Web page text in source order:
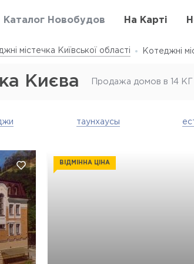
Каталог Новобудов На Карті
містечка Київської області Котеджні
Києва Продажа домов в 14 КГ
таунхаусы
ВІДМІННА ЦІНА